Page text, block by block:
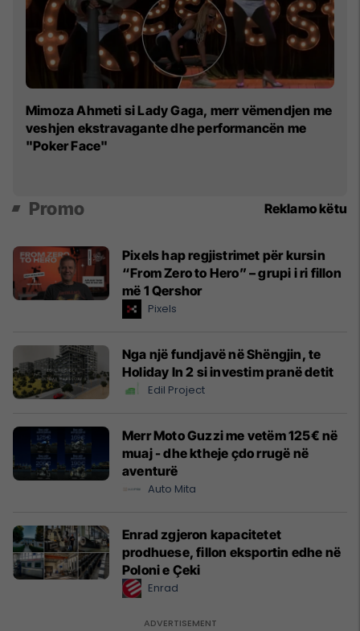
Mimoza Ahmeti si Lady Gaga, merr vëmendjen me
veshjen ekstravagante dhe performancën me
"Poker Face"
Promo Reklamo këtu
Pixels hap regjistrimet për kursin
“From Zero to Hero” – grupi i ri fillon
më 1 Qershor
Pixels
Nga një fundjavë në Shëngjin, te
Holiday In 2 si investim pranë detit
Edil Project
Merr Moto Guzzi me vetëm 125€ në
muaj - dhe ktheje çdo rrugë në
aventurë
Auto Mita
Enrad zgjeron kapacitetet
prodhuese, fillon eksportin edhe në
Poloni e Çeki
Enrad